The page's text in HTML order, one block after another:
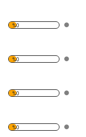
%0
%0
%0
%0